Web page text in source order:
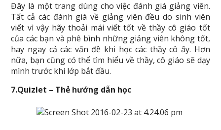
Đây là một trang dùng cho việc đánh giá giảng viên.
Tất cả các đánh giá về giảng viên đều do sinh viên
viết vì vậy hãy thoải mái viết tốt về thầy cô giáo tốt
của các bạn và phê bình những giảng viên không tốt,
hay ngay cả các vấn đề khi học các thầy cô ấy. Hơn
nữa, bạn cũng có thể tìm hiểu về thầy, cô giáo sẽ dạy
mình trước khi lớp bắt đầu.
7.Quizlet – Thẻ hướng dẫn học